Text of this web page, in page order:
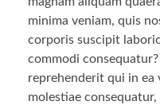
minima veniam, quis
corporis suscipit
commodi
reprehenderit qui in ea
molestiae